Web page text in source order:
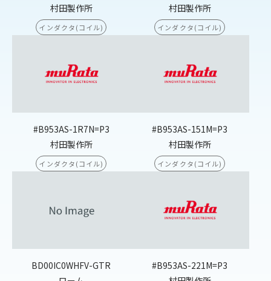
村田製作所
インダクタ(コイル)
村田製作所
インダクタ(コイル)
#B953AS-1R7N=P3
村田製作所
インダクタ(コイル)
#B953AS-151M=P3
村田製作所
インダクタ(コイル)
BD00IC0WHFV-GTR
#B953AS-221M=P3